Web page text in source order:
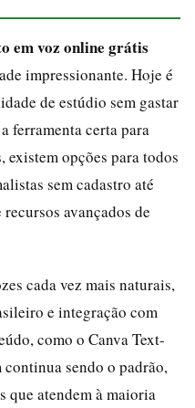
em voz online grátis
impressionante. Hoje é
de estúdio sem gastar
ferramenta certa para
existem opções para todos
sem cadastro até
avançados de
cada vez mais naturais,
e integração com
como o Canva Text-
sendo o padrão,
que atendem à maioria